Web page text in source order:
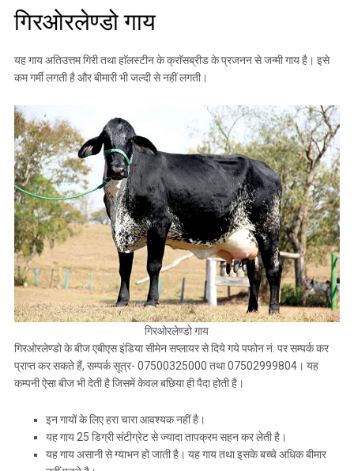
गिरओरलेण्डो गाय
यह गाय अतिउत्तम गिरी तथा हाॅलस्टीन के क्राॅसब्रीड के प्रजनन से जन्मी गाय है। इसे
कम गर्मी लगती है और बीमारी भी जल्दी से नहीं लगती।
गिरओरलेण्डो गाय
गिरओरलेण्डो के बीज एबीएस इंडिया सीमेन सप्लायर से दिये गये पफोन नं. पर सम्पर्क कर
प्राप्त कर सकते हैं, सम्पर्क सूत्र- 07500325000 तथा 07502999804। यह
कम्पनी ऐसा बीज भी देती है जिसमें केवल बछिया ही पैदा होती है।
इन गायों के लिए हरा चारा आवश्यक नहीं है।
यह गाय 25 डिग्री संटीग्रेट से ज्यादा तापक्रम सहन कर लेती है।
यह गाय असानी से ग्याभन हो जाती है। यह गाय तथा इसके बच्चे अधिक बीमार